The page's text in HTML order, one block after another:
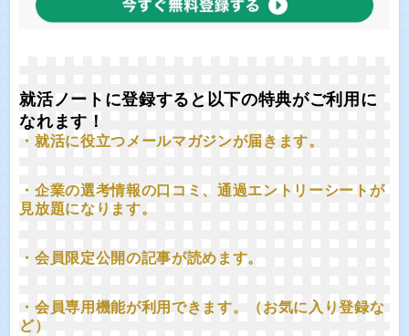
就活ノートに登録すると以下の特典がご利用に
なれます！
・就活に役立つメールマガジンが届きます。
・企業の選考情報の口コミ、通過エントリーシートが
見放題になります。
・会員限定公開の記事が読めます。
・会員専用機能が利用できます。（お気に入り登録な
ど）